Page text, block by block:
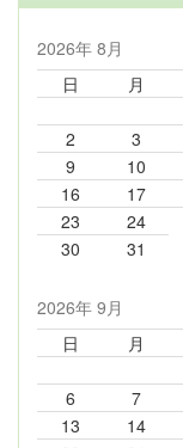
2026年 8月
日
月
2
3
9
10
16
17
23
24
30
31
2026年 9月
日
月
6
7
13
14